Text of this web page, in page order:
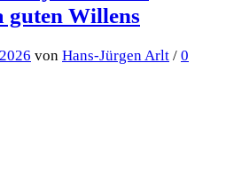
guten Willens
von Hans-Jürgen Arlt / 0